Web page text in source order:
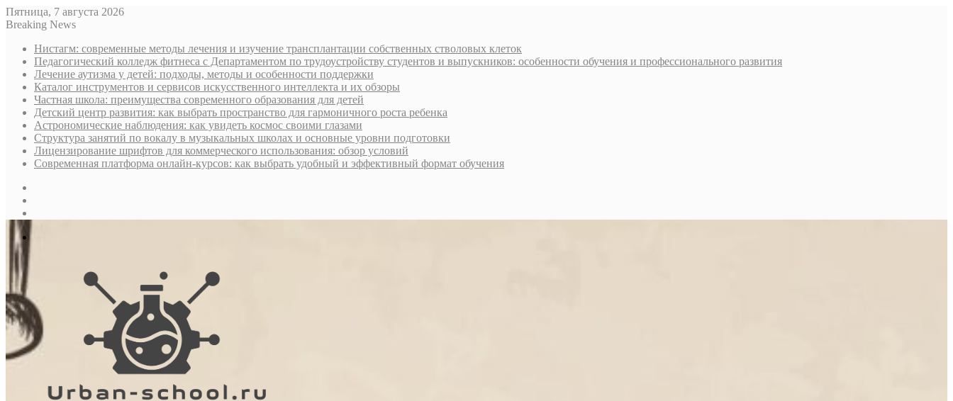
Пятница, 7 августа 2026
Breaking News
Нистагм: современные методы лечения и изучение трансплантации собственных стволовых клеток
Педагогический колледж фитнеса с Департаментом по трудоустройству студентов и выпускников: особенности обучения и профессионального развития
Лечение аутизма у детей: подходы, методы и особенности поддержки
Каталог инструментов и сервисов искусственного интеллекта и их обзоры
Частная школа: преимущества современного образования для детей
Детский центр развития: как выбрать пространство для гармоничного роста ребенка
Астрономические наблюдения: как увидеть космос своими глазами
Структура занятий по вокалу в музыкальных школах и основные уровни подготовки
Лицензирование шрифтов для коммерческого использования: обзор условий
Современная платформа онлайн-курсов: как выбрать удобный и эффективный формат обучения